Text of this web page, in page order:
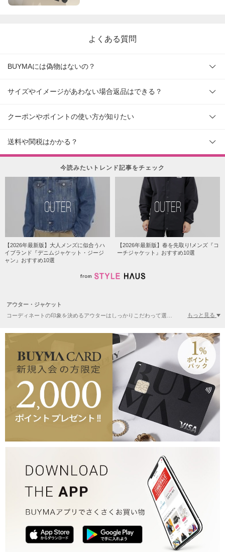
よくある質問
BUYMAには偽物はないの？
サイズやイメージがあわない場合返品はできる？
クーポンやポイントの使い方が知りたい
送料や関税はかかる？
今読みたいトレンド記事をチェック
OUTER
【2026年最新版】大人メンズに似合うハ
イブランド『デニムジャケット・ジージ
ャン』おすすめ10選
OUTER
【2026年最新版】春を先取り!メンズ『コ
ーチジャケット』おすすめ10選
アウター・ジャケット
もっと見る